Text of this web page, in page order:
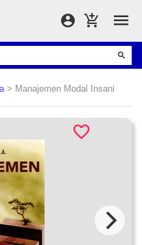
> Manajemen Modal Insani